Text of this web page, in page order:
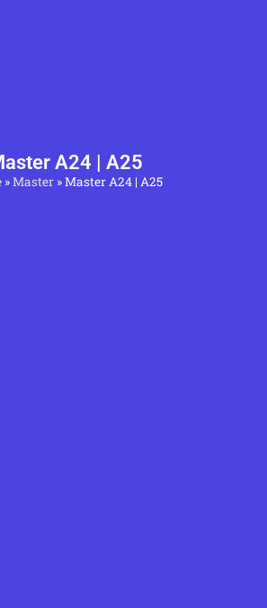
A24 | A25
»Master »Master A24 | A25